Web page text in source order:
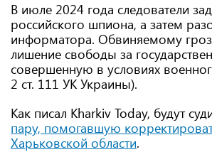
В июле 2024 года следователи
российского шпиона, а затем
информатора. Обвиняемому
лишение свободы за
совершенную в условиях
2 ст. 111 УК Украины).
Как писал Kharkiv Today, будут
пару, помогавшую
Харьковской области.